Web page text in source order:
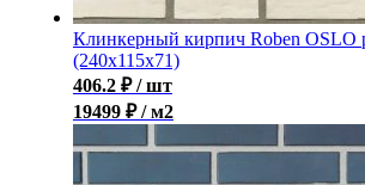
Клинкерный кирпич Roben OSLO
(240x115x71)
406.2 ₽ / шт
19499 ₽ / м2